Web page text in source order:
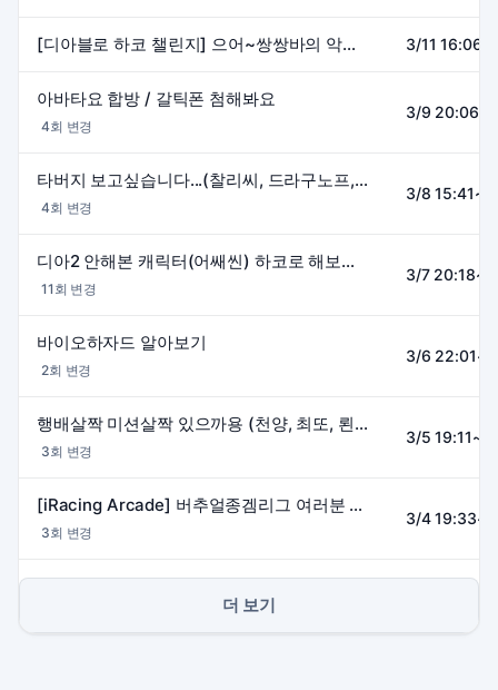
[디아블로 하코 챌린지] 으어~쌍쌍바의 악몽도전기 w.미르 3/11
아바타요 합방 / 갈틱폰 첨해봐요
4회 변경
3/9
타버지 보고싶습니다...(찰리씨, 드라구노프, 난워니, 예다, 빅토리, 유샥크, 진호, 뽀린걸)
4회 변경
3/8
디아2 안해본 캐릭터(어쌔씬) 하코로 해보기 / 와우생제풀리면 뻐꾸기점ㅠㅠㅠㅠ
11회 변경
3/7
바이오하자드 알아보기
2회 변경
3/6
행배살짝 미션살짝 있으까용 (천양, 최또, 뢴트게늄, 뽀린걸)
3회 변경
3/5
[iRacing Arcade] 버추얼종겜리그 여러분 덕분에 UP 1위 생애 최초ㅠㅠ
3회 변경
3/4
더 보기